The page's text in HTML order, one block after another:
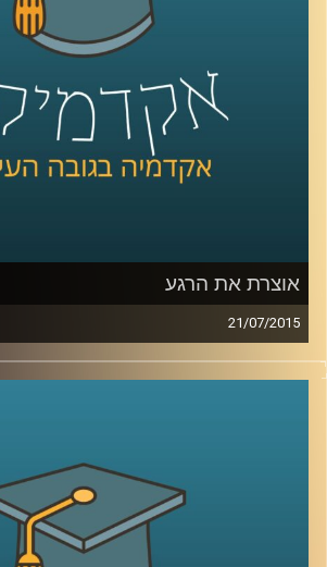
הביטוי השגור בתרבות היהודית
קרדיט תמונות:AudioVersity
אוצרת את הרגע
21/07/2015
איה מירון, אוצרת משנה לאמנות
של מוזיאון ישראל שוחחנו על
",המתמקדת
בשנת חניכת המוזיאון, תערוכה